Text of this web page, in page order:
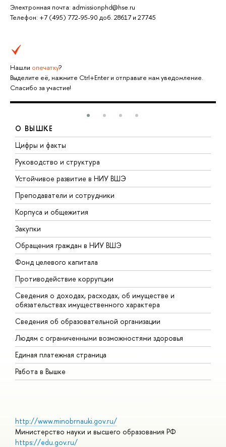
Электронная почта: admissionphd@hse.ru
Телефон: +7 (495) 772-95-90 доб. 28617 и 27745
Нашли опечатку?
Выделите её, нажмите Ctrl+Enter и отправьте нам уведомление.
Спасибо за участие!
О ВЫШКЕ
Цифры и факты
Руководство и структура
Устойчивое развитие в НИУ ВШЭ
Преподаватели и сотрудники
Корпуса и общежития
Закупки
Обращения граждан в НИУ ВШЭ
Фонд целевого капитала
Противодействие коррупции
Сведения о доходах, расходах, об имуществе и
обязательствах имущественного характера
Сведения об образовательной организации
Людям с ограниченными возможностями здоровья
Единая платежная страница
Работа в Вышке
http://www.minobrnauki.gov.ru/
Министерство науки и высшего образования РФ
https://edu.gov.ru/